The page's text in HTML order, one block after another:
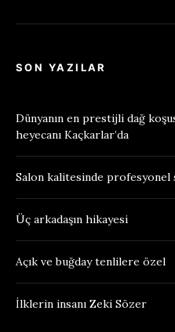
SON YAZILAR
Dünyanın en prestijli dağ
heyecanı Kaçkarlar’da
Salon kalitesinde profesyonel
Üç arkadaşın hikayesi
Açık ve buğday tenlilere özel
İlklerin insanı Zeki Sözer